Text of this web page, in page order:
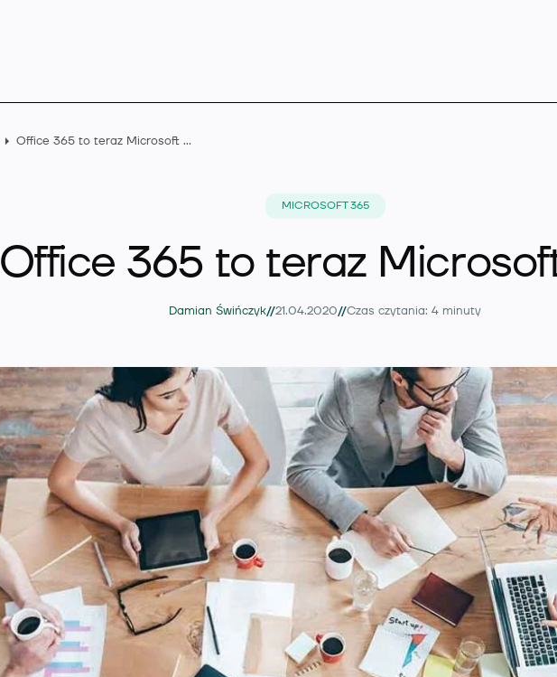
Rozszerzenia
Usługi
Wiedza
Office 365 to teraz Microsoft 365
MICROSOFT 365
Office 365 to teraz
Damian Świńczyk//21.04.2020//Czas czytania: 4 minuty